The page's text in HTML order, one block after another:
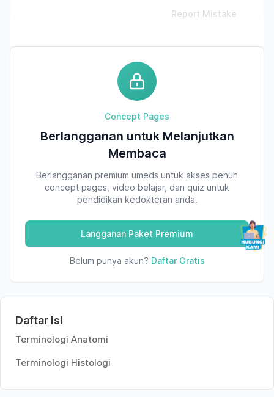
Report Mistake
Concept Pages
Berlangganan untuk Melanjutkan
Membaca
Berlangganan premium umeds untuk akses penuh
concept pages, video belajar, dan quiz untuk
pendidikan kedokteran anda.
Langganan Paket Premium
Belum punya akun? Daftar Gratis
Daftar Isi
Terminologi Anatomi
Terminologi Histologi